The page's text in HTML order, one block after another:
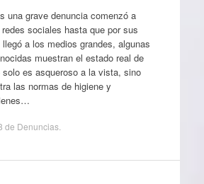
una grave denuncia comenzó a
sociales hasta que por sus
a los medios grandes, algunas
muestran el estado real de
solo es asqueroso a la vista, sino
las normas de higiene y
de Denuncias.